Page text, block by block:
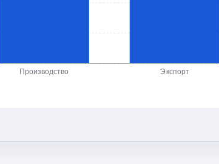
Производство Экспорт